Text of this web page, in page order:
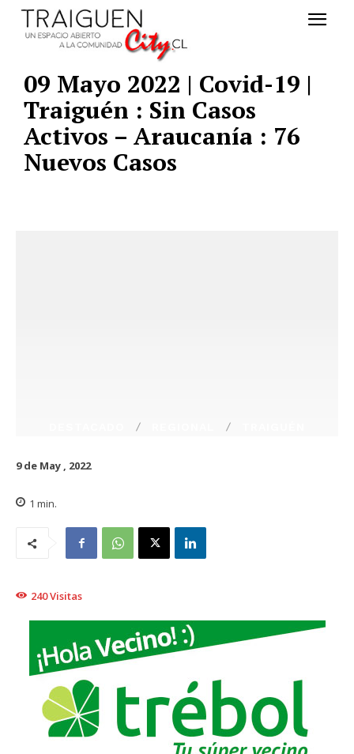
09 Mayo 2022 | Covid-19 |
Traiguén : Sin Casos
Activos – Araucanía : 76
Nuevos Casos
9 de May , 2022
1 min.
240Visitas